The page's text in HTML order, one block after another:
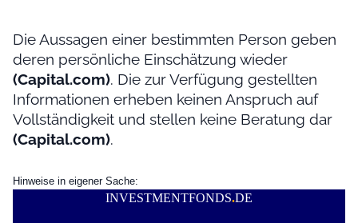
Die Aussagen einer bestimmten Person geben
deren persönliche Einschätzung wieder
(Capital.com). Die zur Verfügung gestellten
Informationen erheben keinen Anspruch auf
Vollständigkeit und stellen keine Beratung dar
(Capital.com).
Hinweise in eigener Sache:
INVESTMENTFONDS.DE